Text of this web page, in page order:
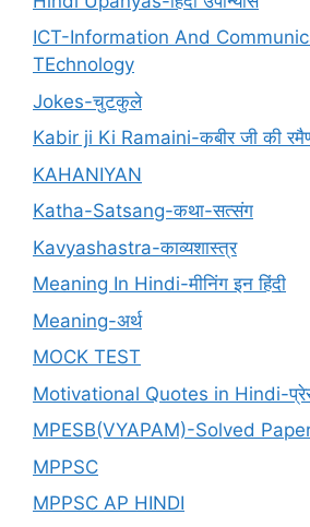
ICT-Information And
TEchnology
Jokes-चुटकुले
Kabir ji Ki Ramaini-कबीर जी की
KAHANIYAN
Katha-Satsang-कथा-सत्संग
Kavyashastra-काव्यशास्त्र
Meaning In Hindi-मीनिंग इन हिंदी
Meaning-अर्थ
MOCK TEST
Motivational Quotes in Hindi-
MPESB(VYAPAM)-Solved
MPPSC
MPPSC AP HINDI